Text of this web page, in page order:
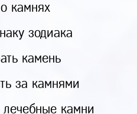
камнях
зодиака
камень
за камнями
камни